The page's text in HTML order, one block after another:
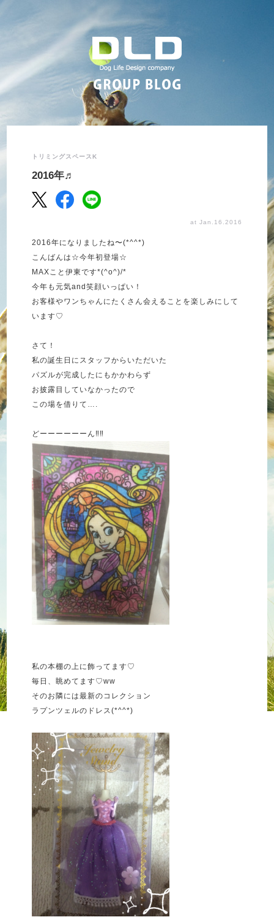
トリミングスペースK
2016年♬
at Jan.16.2016
2016年になりましたね〜(*^^*)
こんばんは☆今年初登場☆
MAXこと伊東です*(^o^)/*
今年も元気and笑顔いっぱい！
お客様やワンちゃんにたくさん会えることを楽しみにして
います♡
さて！
私の誕生日にスタッフからいただいた
パズルが完成したにもかかわらず
お披露目していなかったので
この場を借りて….
どーーーーーーん‼︎‼︎
私の本棚の上に飾ってます♡
毎日、眺めてます♡ww
そのお隣には最新のコレクション
ラプンツェルのドレス(*^^*)